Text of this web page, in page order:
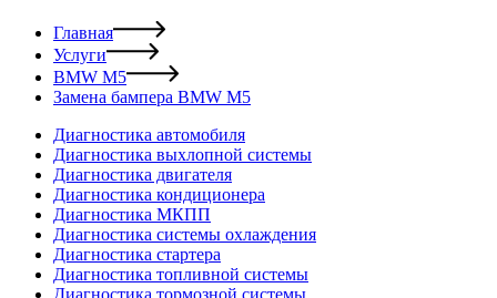
Главная
Услуги
BMW M5
Замена бампера BMW M5
Диагностика автомобиля
Диагностика выхлопной системы
Диагностика двигателя
Диагностика кондиционера
Диагностика МКПП
Диагностика системы охлаждения
Диагностика стартера
Диагностика топливной системы